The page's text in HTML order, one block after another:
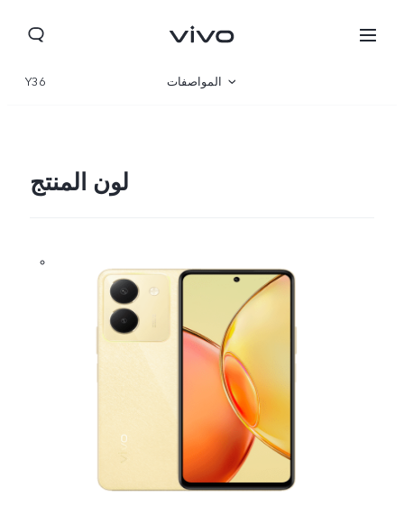
Morocco(AR) | حدد البلد/المنطقة
Y36 المواصفات
لون المنتج